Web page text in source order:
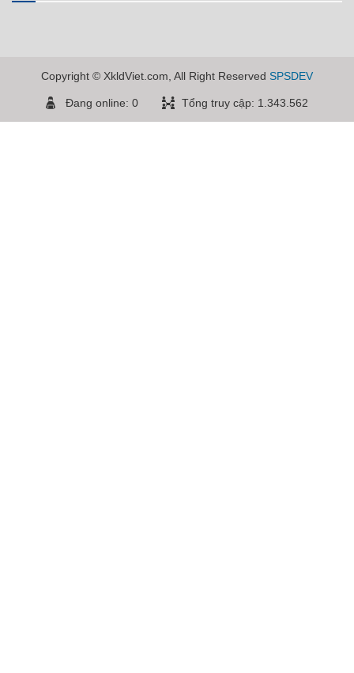
Copyright © XkldViet.com, All Right Reserved SPSDEV
Đang online: 0 Tổng truy cập: 1.343.562